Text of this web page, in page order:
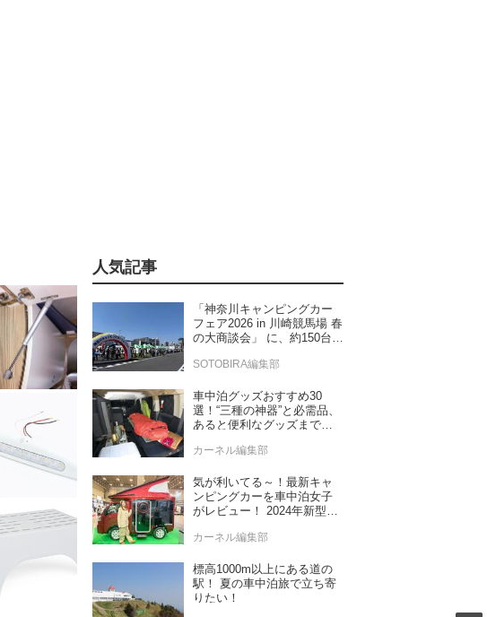
人気記事
「神奈川キャンピングカー
フェア2026 in 川崎競馬場 春
の大商談会」 に、約150台の
SOTOBIRA編集部
車中泊グッズおすすめ30
選！“三種の神器”と必需品、
あると便利なグッズまで車
カーネル編集部
気が利いてる～！最新キャ
ンピングカーを車中泊女子
がレビュー！ 2024年新型モ
カーネル編集部
標高1000m以上にある道の
駅！ 夏の車中泊旅で立ち寄
りたい！